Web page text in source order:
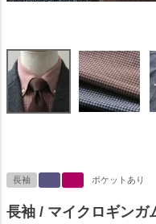
長袖 ポケットあり
長袖 / マイクロギンガ